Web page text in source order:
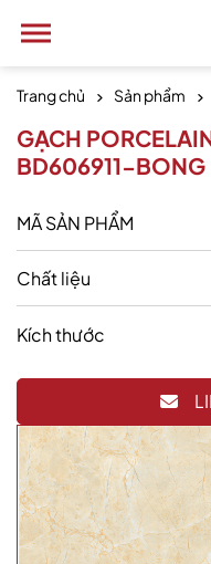
Trang chủ Sản phẩm
GẠCH
BD606911-BONG
MÃ SẢN PHẨM
Chất liệu
Kích thước